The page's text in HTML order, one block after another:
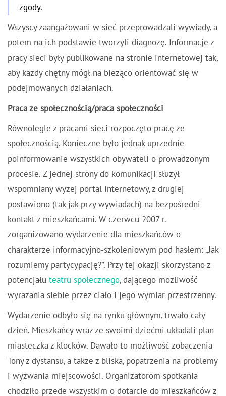
zgody.
Wszyscy zaangażowani w sieć przeprowadzali wywiady, a
potem na ich podstawie tworzyli diagnozę. Informacje z
pracy sieci były publikowane na stronie internetowej tak,
aby każdy chętny mógł na bieżąco orientować się w
podejmowanych działaniach.
Praca ze społecznością/praca społeczności
Równolegle z pracami sieci rozpoczęto pracę ze
społecznością. Konieczne było jednak uprzednie
poinformowanie wszystkich obywateli o prowadzonym
procesie. Z jednej strony do komunikacji służył
wspomniany wyżej portal internetowy, z drugiej
postawiono (tak jak przy wywiadach) na bezpośredni
kontakt z mieszkańcami. W czerwcu 2007 r.
zorganizowano wydarzenie dla mieszkańców o
charakterze informacyjno-szkoleniowym pod hasłem: „Jak
rozumiemy partycypację?”. Przy tej okazji skorzystano z
potencjału teatru społecznego, dającego możliwość
wyrażania siebie przez ciało i jego wymiar przestrzenny.
Wydarzenie odbyło się na rynku głównym, trwało cały
dzień. Mieszkańcy wraz ze swoimi dziećmi układali plan
miasteczka z klocków. Dawało to możliwość zobaczenia
Tony z dystansu, a także z bliska, popatrzenia na problemy
i wyzwania miejscowości. Organizatorom spotkania
chodziło przede wszystkim o dotarcie do mieszkańców z